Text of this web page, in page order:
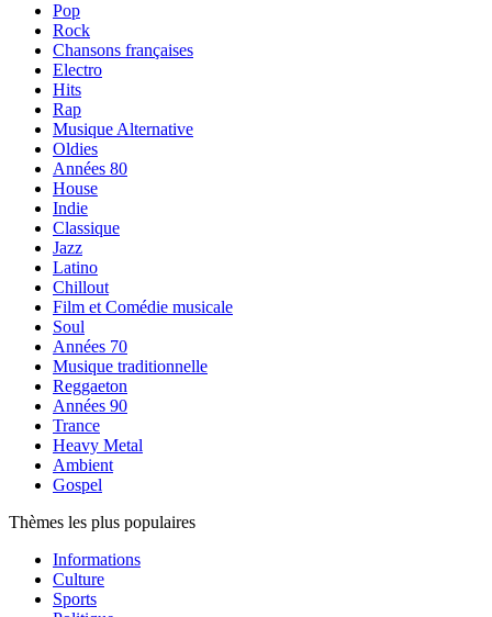
Pop
Rock
Chansons françaises
Electro
Hits
Rap
Musique Alternative
Oldies
Années 80
House
Indie
Classique
Jazz
Latino
Chillout
Film et Comédie musicale
Soul
Années 70
Musique traditionnelle
Reggaeton
Années 90
Trance
Heavy Metal
Ambient
Gospel
Thèmes les plus populaires
Informations
Culture
Sports